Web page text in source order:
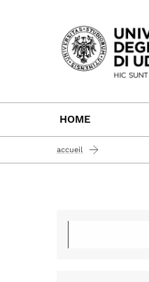
Passa al
HOME
accueil